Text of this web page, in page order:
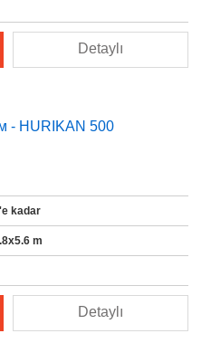
Detaylı
kadar
m
Detaylı